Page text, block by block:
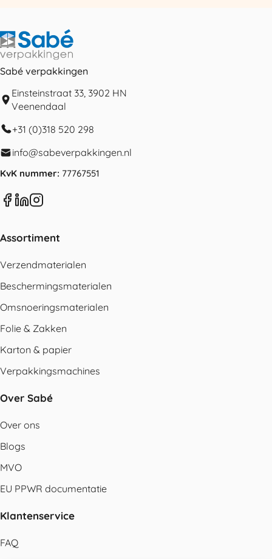
Sabé verpakkingen
Einsteinstraat 33, 3902 HN
Veenendaal
+31 (0)318 520 298
info@sabeverpakkingen.nl
KvK nummer: 77767551
Assortiment
Verzendmaterialen
Beschermingsmaterialen
Omsnoeringsmaterialen
Folie & Zakken
Karton & papier
Verpakkingsmachines
Over Sabé
Over ons
Blogs
MVO
EU PPWR documentatie
Klantenservice
FAQ